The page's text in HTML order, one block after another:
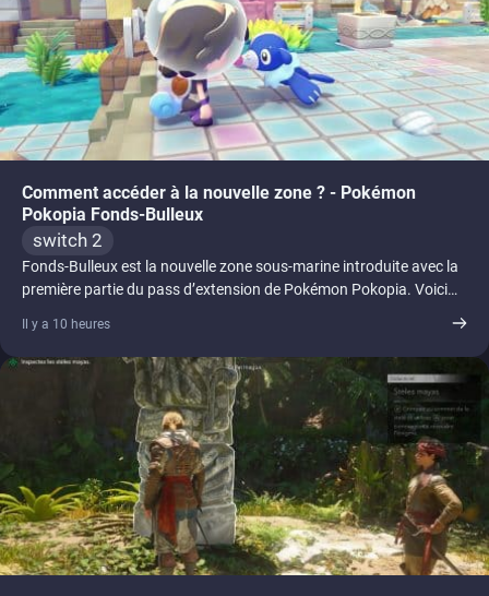
Comment accéder à la nouvelle zone ? - Pokémon
Pokopia Fonds-Bulleux
switch 2
Fonds-Bulleux est la nouvelle zone sous-marine introduite avec la
première partie du pass d’extension de Pokémon Pokopia. Voici
Il y a 10 heures